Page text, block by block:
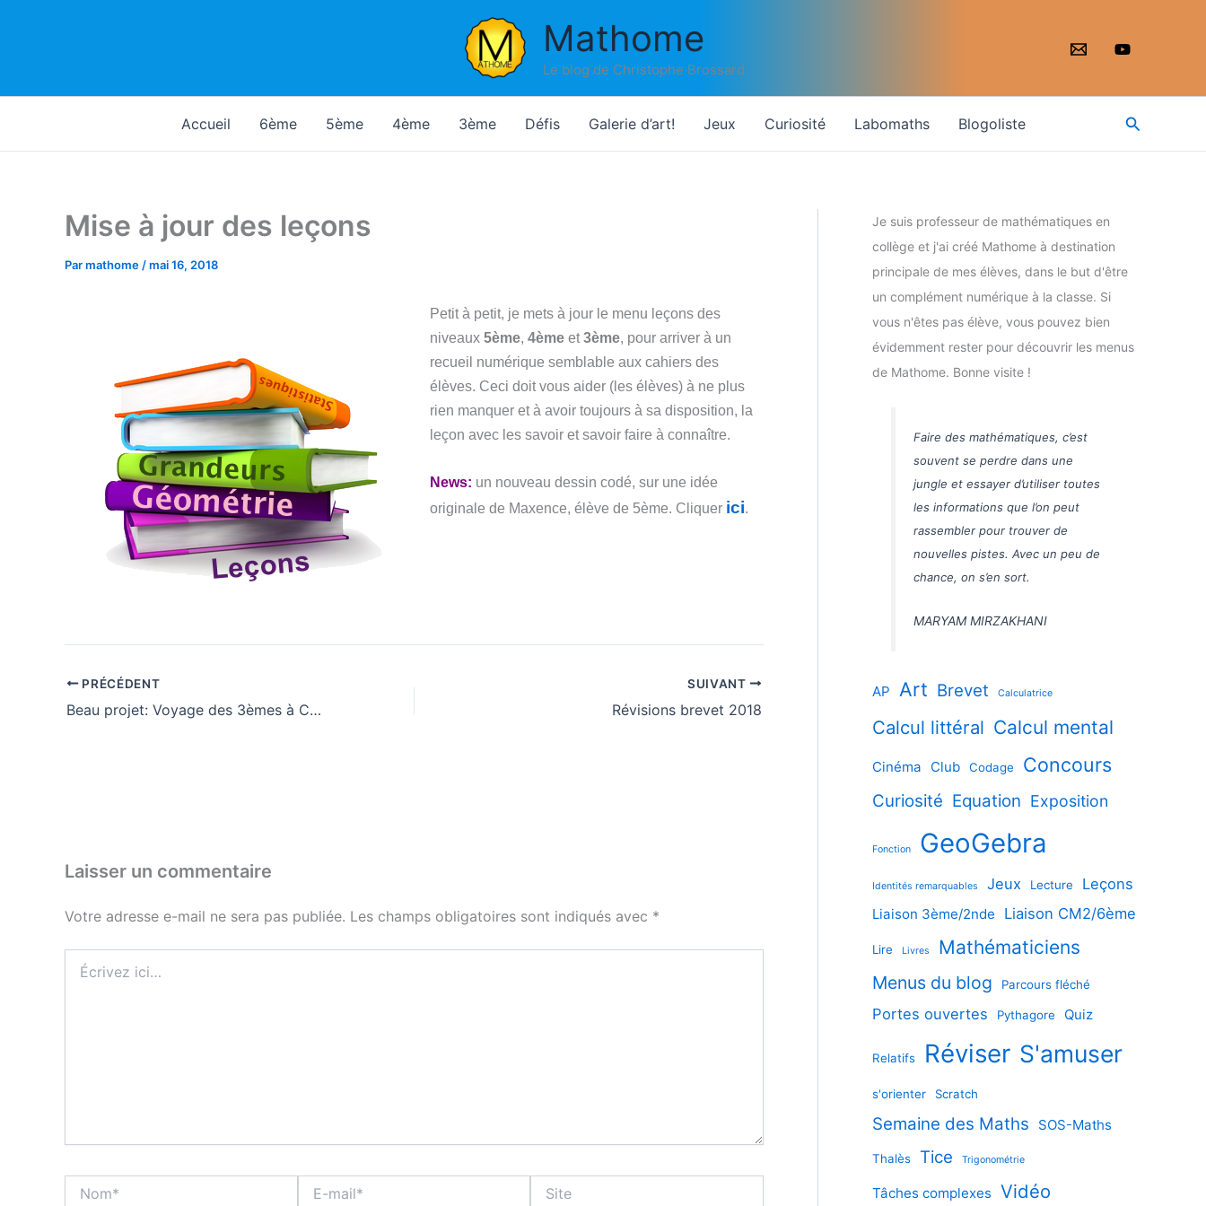
Mathome
Le blog de Christophe Brossard
Accueil 6ème 5ème 4ème 3ème Défis Galerie d’art! Jeux Curiosité Labomaths Blogoliste
Mise à jour des leçons
Parmathome /mai 16, 2018
Petit à petit, je mets à jour le menu leçons des
niveaux 5ème, 4ème et3ème, pour arriver à un
recueil numérique semblable aux cahiers des
élèves. Ceci doit vous aider (les élèves) à ne plus
rien manquer et à avoir toujours à sa disposition, la
leçon avec les savoir et savoir faire à connaître.
News: un nouveau dessin codé, sur une idée
originale de Maxence, élève de 5ème. Cliquer ici.
PRÉCÉDENT
Beau projet: Voyage des 3èmes à Copenhague
SUIVANT
Révisions brevet 2018
Laisser un commentaire
Votre adresse e-mail ne sera pas publiée. Les champs obligatoires sont indiqués avec *
ici…
mail*
Je suis professeur de mathématiques en
collège et j'ai créé Mathome à destination
principale de mes élèves, dans le but d'être
un complément numérique à la classe. Si
vous n'êtes pas élève, vous pouvez bien
évidemment rester pour découvrir les menus
de Mathome. Bonne visite !
Faire des mathématiques, c’est
souvent se perdre dans une
jungle et essayer d’utiliser toutes
les informations que l’on peut
rassembler pour trouver de
nouvelles pistes. Avec un peu de
chance, on s’en sort.
MARYAM MIRZAKHANI
AP Art Brevet Calculatrice
Calcul littéral Calcul mental
Cinéma Club Codage Concours
Curiosité Equation Exposition
Fonction GeoGebra
Identités remarquables Jeux Lecture Leçons
Liaison 3ème/2nde Liaison CM2/6ème
Lire Livres Mathématiciens
Menus du blog Parcours fléché
Portes ouvertes Pythagore Quiz
Relatifs Réviser S'amuser
s'orienter Scratch
Semaine des Maths SOS-Maths
Thalès Tice Trigonométrie
Tâches complexes Vidéo